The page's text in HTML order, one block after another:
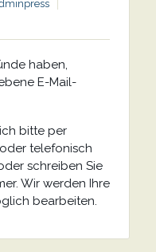
haben,
E-Mail-
bitte per
telefonisch
schreiben Sie
Wir werden Ihre
bearbeiten.